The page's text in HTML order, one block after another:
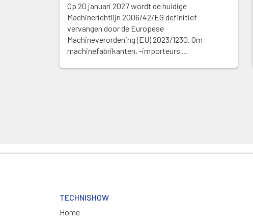
Op 20 januari 2027 wordt de huidige
Machinerichtlijn 2006/42/EG definitief
vervangen door de Europese
Machineverordening (EU) 2023/1230. Om
machinefabrikanten, -importeurs …
TECHNISHOW
Home